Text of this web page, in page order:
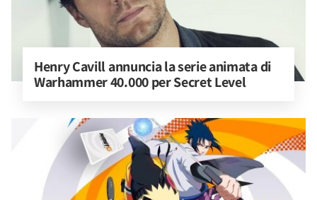
Henry Cavill annuncia la serie animata di
Warhammer 40.000 per Secret Level